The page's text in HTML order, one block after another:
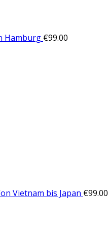
Hamburg €99.00
Vietnam bis Japan €99.00